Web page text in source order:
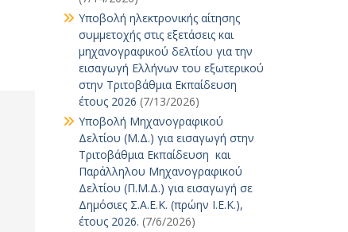
Υποβολή ηλεκτρονικής αίτησης
συμμετοχής στις εξετάσεις και
μηχανογραφικού δελτίου για την
εισαγωγή Ελλήνων του εξωτερικού
στην Τριτοβάθμια Εκπαίδευση
έτους 2026 (7/13/2026)
Υποβολή Μηχανογραφικού
Δελτίου (Μ.Δ.) για εισαγωγή στην
Τριτοβάθμια Εκπαίδευση και
Παράλληλου Μηχανογραφικού
Δελτίου (Π.Μ.Δ.) για εισαγωγή σε
Δημόσιες Σ.Α.Ε.Κ. (πρώην Ι.Ε.Κ.),
έτους 2026. (7/6/2026)